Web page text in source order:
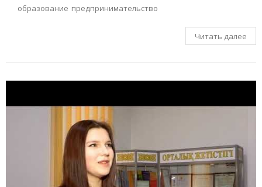
образование предпринимательство
Читать далее